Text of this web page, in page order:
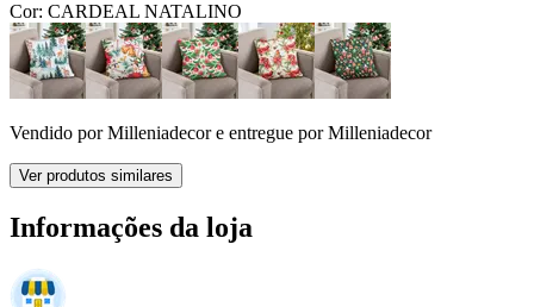
Cor: CARDEAL NATALINO
Vendido porMilleniadecore entregue por Milleniadecor
Ver produtos similares
Informações da loja